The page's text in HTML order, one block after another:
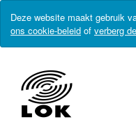
Deze website maakt gebruik
ons cookie-beleid of verberg